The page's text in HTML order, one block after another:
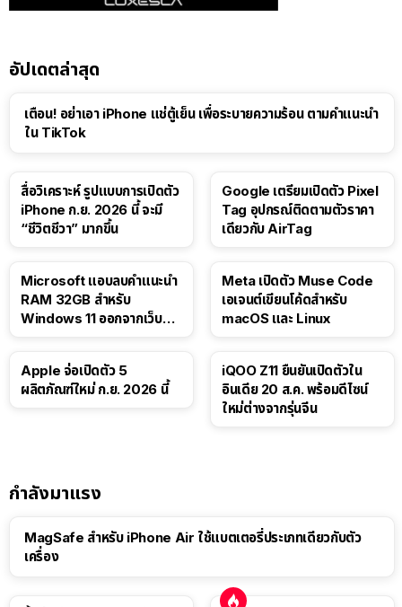
อัปเดตล่าสุด
เตือน! อย่าเอา iPhone แช่ตู้เย็น เพื่อระบายความร้อน ตามคำแนะนำ
ใน TikTok
สื่อวิเคราะห์ รูปแบบการเปิดตัว
iPhone ก.ย. 2026 นี้ จะมี
“ชีวิตชีวา” มากขึ้น
Google เตรียมเปิดตัว Pixel
Tag อุปกรณ์ติดตามตัวราคา
เดียวกับ AirTag
Microsoft แอบลบคำแนะนำ
RAM 32GB สำหรับ
Windows 11 ออกจากเว็บตัว
Meta เปิดตัว Muse Code
เอเจนต์เขียนโค้ดสำหรับ
macOS และ Linux
Apple จ่อเปิดตัว 5
ผลิตภัณฑ์ใหม่ ก.ย. 2026 นี้
iQOO Z11 ยืนยันเปิดตัวใน
อินเดีย 20 ส.ค. พร้อมดีไซน์
ใหม่ต่างจากรุ่นจีน
กำลังมาแรง
MagSafe สำหรับ iPhone Air ใช้แบตเตอรี่ประเภทเดียวกับตัว
เครื่อง